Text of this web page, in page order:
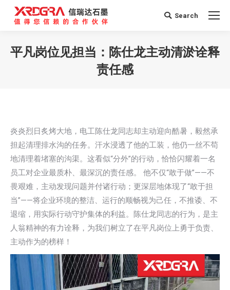
Search:
Search
平凡岗位见担当：陈仕龙主动清淤诠释
责任感
炎炎烈日炙烤大地，电工陈仕龙同志却主动迎向酷暑，毅然承
担起清理排水沟的任务。汗水浸透了他的工装，他仍一丝不苟
地清理着堵塞的沟渠。这看似“分外”的行动，恰恰闪耀着一名
员工对企业最质朴、最深沉的责任感。 他不仅“敢于做”——不
畏艰难，主动发现问题并付诸行动；更深层地体现了“敢于担
当”——将企业环境的整洁、运行的顺畅视为己任，不推诿、不
退缩，用实际行动守护集体的利益。陈仕龙同志的行为，是主
人翁精神的有力诠释，为我们树立了在平凡岗位上勇于负责、
主动作为的榜样！